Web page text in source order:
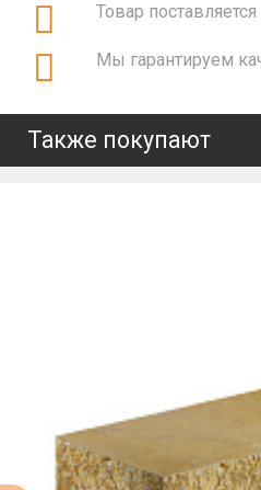
Товар
Мы гарантируем
Также покупают